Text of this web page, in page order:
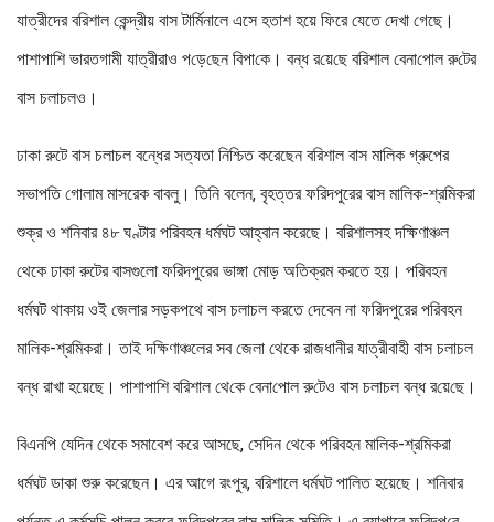
যাত্রীদের বরিশাল কেন্দ্রীয় বাস টার্মিনালে এসে হতাশ হয়ে ফিরে যেতে দেখা গেছে।
পাশাপাশি ভারতগামী যাত্রীরাও প‌ড়ে‌ছেন বিপা‌কে। বন্ধ র‌য়ে‌ছে ব‌রিশাল বেনা‌পোল রু‌টের
বাস চলাচলও।
ঢাকা রুটে বাস চলাচল বন্ধের সত্যতা নিশ্চিত করেছেন বরিশাল বাস মালিক গ্রুপের
সভাপতি গোলাম মাসরেক বাবলু। তিনি বলেন, বৃহত্তর ফরিদপুরের বাস মালিক-শ্রমিকরা
শুক্র ও শনিবার ৪৮ ঘণ্টার পরিবহন ধর্মঘট আহ্বান করেছে। বরিশালসহ দক্ষিণাঞ্চল
থেকে ঢাকা রুটের বাসগুলো ফরিদপুরের ভাঙ্গা মোড় অতিক্রম করতে হয়। পরিবহন
ধর্মঘট থাকায় ওই জেলার সড়কপথে বাস চলাচল করতে দেবেন না ফরিদপুরের পরিবহন
মালিক-শ্রমিকরা। তাই দক্ষিণাঞ্চলের সব জেলা থেকে রাজধানীর যাত্রীবাহী বাস চলাচল
বন্ধ রাখা হয়েছে। পাশাপাশি ব‌রিশাল থে‌কে বেনা‌পোল রু‌টেও বাস চলাচল বন্ধ র‌য়ে‌ছে।
বিএনপি যেদিন থেকে সমাবেশ করে আসছে, সেদিন থেকে পরিবহন মালিক-শ্রমিকরা
ধর্মঘট ডাকা শুরু করেছেন। এর আগে রংপুর, বরিশালে ধর্মঘট পালিত হয়েছে। শনিবার